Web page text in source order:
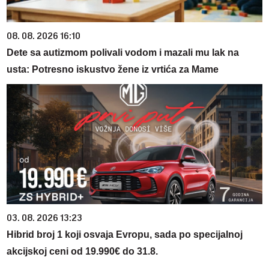
08. 08. 2026 16:10
Dete sa autizmom polivali vodom i mazali mu lak na
usta: Potresno iskustvo žene iz vrtića za Mame
03. 08. 2026 13:23
Hibrid broj 1 koji osvaja Evropu, sada po specijalnoj
akcijskoj ceni od 19.990€ do 31.8.